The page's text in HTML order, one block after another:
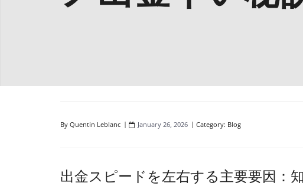
By Quentin Leblanc January 26, 2026 Category: Blog
出金スピードを左右する主要要因：